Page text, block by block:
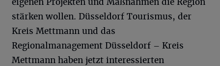
stärken wollen. Düsseldorf Tourismus, der
Kreis Mettmann und das
Regionalmanagement Düsseldorf – Kreis
Mettmann haben jetzt interessierten